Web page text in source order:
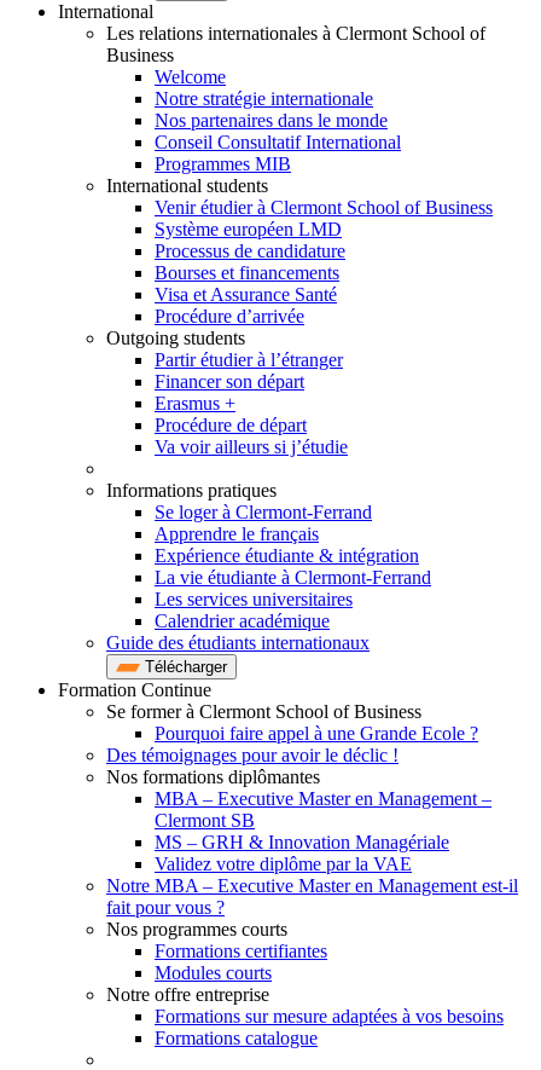
International
Les relations internationales à Clermont School of
Business
Welcome
Notre stratégie internationale
Nos partenaires dans le monde
Conseil Consultatif International
Programmes MIB
International students
Venir étudier à Clermont School of Business
Système européen LMD
Processus de candidature
Bourses et financements
Visa et Assurance Santé
Procédure d’arrivée
Outgoing students
Partir étudier à l’étranger
Financer son départ
Erasmus +
Procédure de départ
Va voir ailleurs si j’étudie
Informations pratiques
Se loger à Clermont-Ferrand
Apprendre le français
Expérience étudiante & intégration
La vie étudiante à Clermont-Ferrand
Les services universitaires
Calendrier académique
Guide des étudiants internationaux
Télécharger
Formation Continue
Se former à Clermont School of Business
Pourquoi faire appel à une Grande Ecole ?
Des témoignages pour avoir le déclic !
Nos formations diplômantes
MBA – Executive Master en Management –
Clermont SB
MS – GRH & Innovation Managériale
Validez votre diplôme par la VAE
Notre MBA – Executive Master en Management est-il
fait pour vous ?
Nos programmes courts
Formations certifiantes
Modules courts
Notre offre entreprise
Formations sur mesure adaptées à vos besoins
Formations catalogue